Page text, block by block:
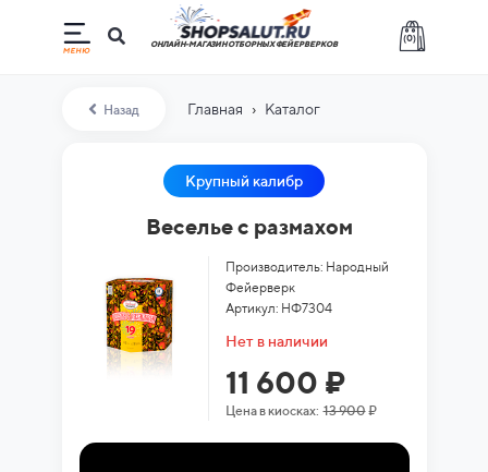
(0)
ОНЛАЙН-МАГАЗИН ОТБОРНЫХ ФЕЙЕРВЕРКОВ
Назад Главная › Каталог
Крупный калибр
Веселье с размахом
Производитель: Народный
Фейерверк
Артикул: НФ7304
Нет в наличии
11 600 ₽
Цена в киосках:13 900₽